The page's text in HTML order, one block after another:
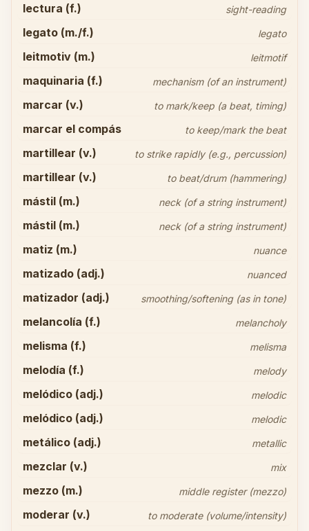
lectura (f.) sight-reading
legato (m./f.) legato
leitmotiv (m.) leitmotif
maquinaria (f.) mechanism (of an instrument)
marcar (v.) to mark/keep (a beat, timing)
marcar el compás to keep/mark the beat
martillear (v.) to strike rapidly (e.g., percussion)
martillear (v.) to beat/drum (hammering)
mástil (m.) neck (of a string instrument)
mástil (m.) neck (of a string instrument)
matiz (m.) nuance
matizado (adj.) nuanced
matizador (adj.) smoothing/softening (as in tone)
melancolía (f.) melancholy
melisma (f.) melisma
melodía (f.) melody
melódico (adj.) melodic
melódico (adj.) melodic
metálico (adj.) metallic
mezclar (v.) mix
mezzo (m.) middle register (mezzo)
moderar (v.) to moderate (volume/intensity)